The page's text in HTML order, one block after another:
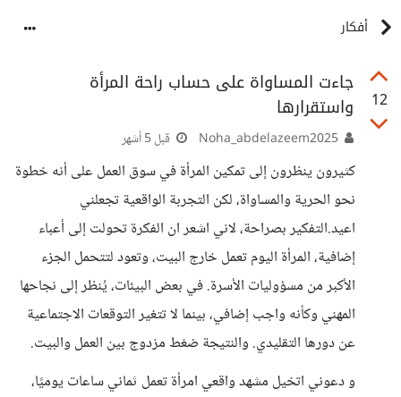
أفكار
12
جاءت المساواة على حساب راحة المرأة
واستقرارها
قبل 5 أشهر
كثيرون ينظرون إلى تمكين المرأة في سوق العمل على أنه خطوة
نحو الحرية والمساواة، لكن التجربة الواقعية تجعلني
اعيد.التفكير بصراحة، لاني اشعر ان الفكرة تحولت إلى أعباء
إضافية، المرأة اليوم تعمل خارج البيت، وتعود لتتحمل الجزء
الأكبر من مسؤوليات الأسرة. في بعض البيئات، يُنظر إلى نجاحها
المهني وكأنه واجب إضافي، بينما لا تتغير التوقعات الاجتماعية
عن دورها التقليدي. والنتيجة ضغط مزدوج بين العمل والبيت.
و دعوني اتخيل مشهد واقعي امرأة تعمل ثماني ساعات يوميًا،